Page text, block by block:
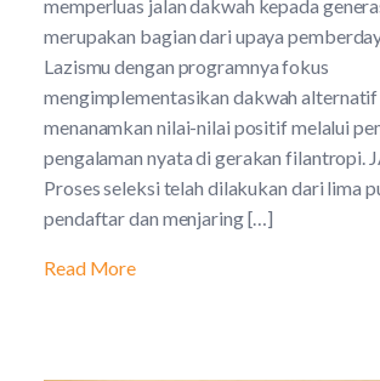
memperluas jalan dakwah kepada
merupakan bagian dari upaya
Lazismu dengan programnya fokus
mengimplementasikan dakwah
menanamkan nilai-nilai positif melalui
pengalaman nyata di gerakan filantropi.
Proses seleksi telah dilakukan dari lima
pendaftar dan menjaring […]
Read More